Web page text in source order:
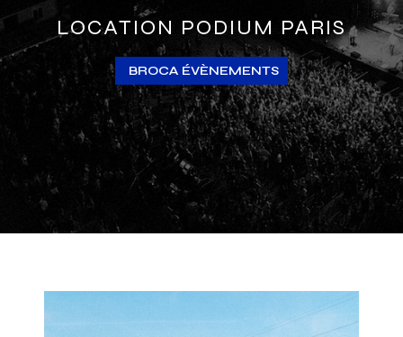
LOCATION PODIUM PARIS
BROCA ÉVÈNEMENTS